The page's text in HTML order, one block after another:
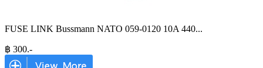
FUSE LINK Bussmann NATO 059-0120 10A 440...
฿ 300.-